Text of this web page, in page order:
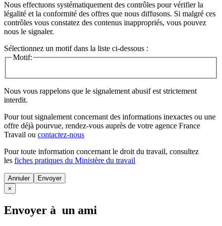
Nous effectuons systématiquement des contrôles pour vérifier la
légalité et la conformité des offres que nous diffusons. Si malgré ces
contrôles vous constatez des contenus inappropriés, vous pouvez
nous le signaler.
Sélectionnez un motif dans la liste ci-dessous :
Motif:
Nous vous rappelons que le signalement abusif est strictement
interdit.
Pour tout signalement concernant des informations inexactes ou une
offre déjà pourvue, rendez-vous auprès de votre agence France
Travail ou contactez-nous
Pour toute information concernant le droit du travail, consultez
les fiches pratiques du Ministère du travail
Annuler
×
Envoyer à un ami